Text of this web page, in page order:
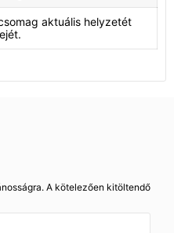
aktuális helyzetét
A kötelezően kitöltendő